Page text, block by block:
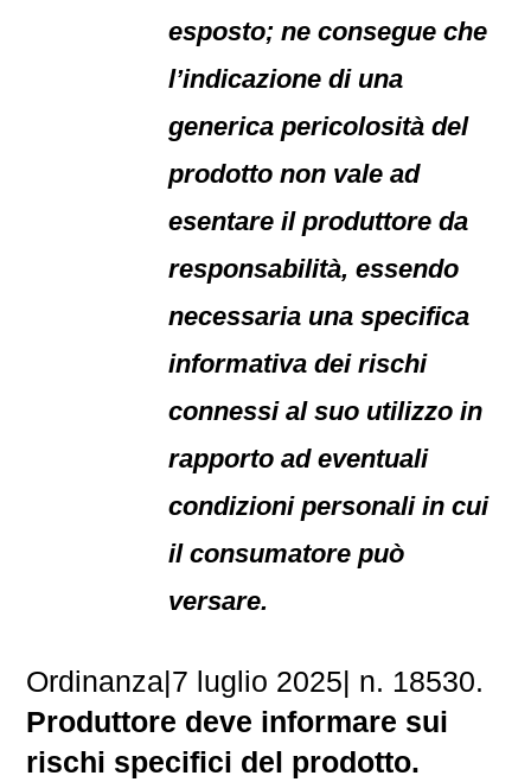
esposto; ne consegue che
l’indicazione di una
generica pericolosità del
prodotto non vale ad
esentare il produttore da
responsabilità, essendo
necessaria una specifica
informativa dei rischi
connessi al suo utilizzo in
rapporto ad eventuali
condizioni personali in cui
il consumatore può
versare.
Ordinanza|7 luglio 2025| n. 18530.
Produttore deve informare sui
rischi specifici del prodotto.